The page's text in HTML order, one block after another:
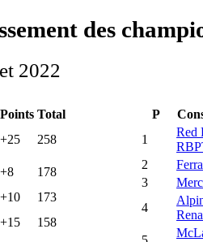
des
2022
Points Total
+25 258
+8
178
+10
173
+15
158
P
1
Red
2
3
4